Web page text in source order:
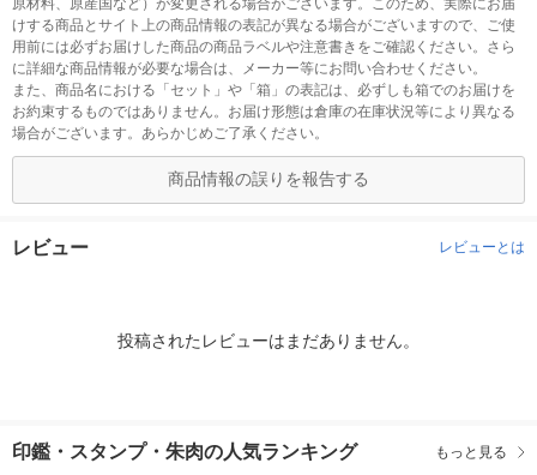
原材料、原産国など）が変更される場合がございます。このため、実際にお届
けする商品とサイト上の商品情報の表記が異なる場合がございますので、ご使
用前には必ずお届けした商品の商品ラベルや注意書きをご確認ください。さら
に詳細な商品情報が必要な場合は、メーカー等にお問い合わせください。
また、商品名における「セット」や「箱」の表記は、必ずしも箱でのお届けを
お約束するものではありません。お届け形態は倉庫の在庫状況等により異なる
場合がございます。あらかじめご了承ください。
商品情報の誤りを報告する
レビュー レビューとは
投稿されたレビューはまだありません。
印鑑・スタンプ・朱肉の人気ランキング もっと見る